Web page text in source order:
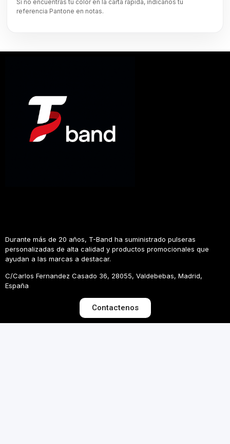
Si no encuentras tu color en la carta rápida, indícanos tu
referencia Pantone en notas.
Durante más de 20 años, T-Band ha suministrado pulseras
personalizadas de alta calidad y productos promocionales que
ayudan a las marcas a destacar.
C/Carlos Fernandez Casado 36, 28055, Valdebebas, Madrid,
España
Contactenos